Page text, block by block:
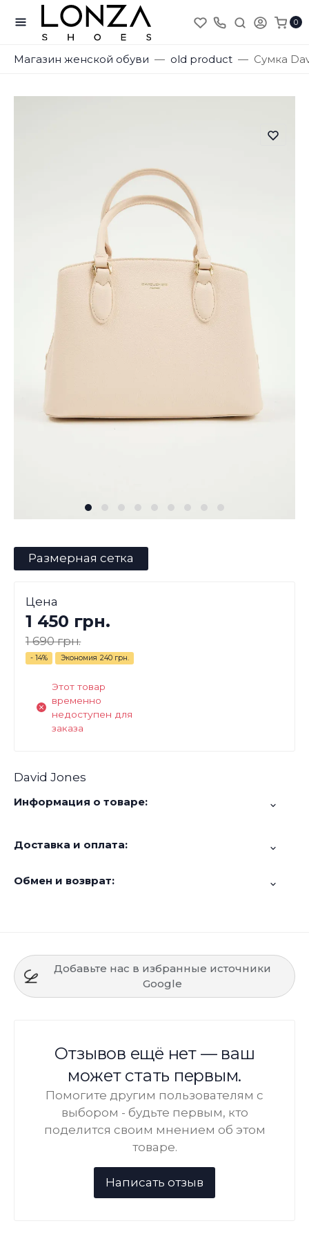
0
Магазин женской обуви old product Сумка
Размерная сетка
Цена
1 450 грн.
1 690 грн.
- 14% Экономия 240 грн.
Этот товар
временно
недоступен для
заказа
David Jones
Информация о товаре:
Доставка и оплата:
Обмен и возврат:
Добавьте нас в избранные источники
Google
Отзывов ещё нет — ваш
может стать первым.
Помогите другим пользователям с
выбором - будьте первым, кто
поделится своим мнением об этом
товаре.